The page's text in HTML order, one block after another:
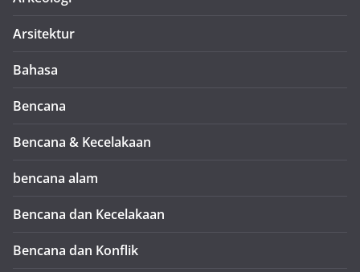
Arsitektur
Bahasa
Bencana
Bencana & Kecelakaan
bencana alam
Bencana dan Kecelakaan
Bencana dan Konflik